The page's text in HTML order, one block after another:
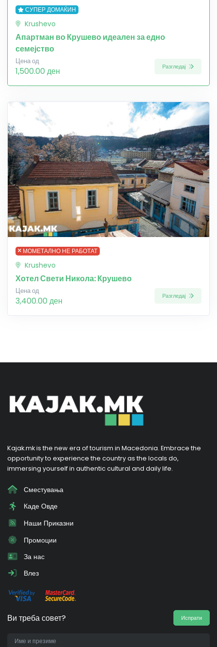
СУПЕР ДОМАЌИН
Krushevo
Апартман во Крушево идеален за едно
семејство
Цена од
1,500.00 ден Разгледај
МОМЕТАЛНО НЕ РАБОТАТ
Krushevo
Хотел Свети Никола: Крушево
Цена од
3,400.00 ден Разгледај
Kajak.mk is the new era of tourism in Macedonia. Embrace the
opportunity to experience the country as the locals do,
immersing yourself in authentic cultural and daily life.
Сместувања
Каде Овде
Наши Приказни
Промоции
За нас
Влез
Ви треба совет? Испрати